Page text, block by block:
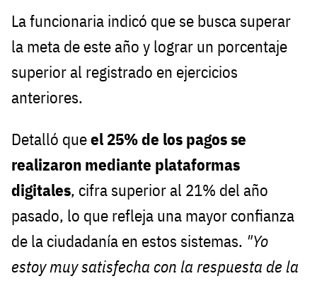
La funcionaria indicó que se busca superar
la meta de este año y lograr un porcentaje
superior al registrado en ejercicios
anteriores.
Detalló queel 25% de los pagos se
realizaron mediante plataformas
digitales, cifra superior al 21% del año
pasado, lo que refleja una mayor confianza
de la ciudadanía en estos sistemas. "Yo
estoy muy satisfecha con la respuesta de la